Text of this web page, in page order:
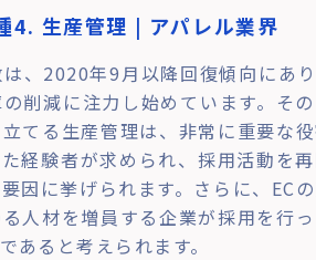
4. 生産管理 | アパレル業界
、2020年9月以降回復傾向にあり
削減に注力し始めています。その
てる生産管理は、非常に重要な
経験者が求められ、採用活動を
因に挙げられます。さらに、EC
人材を増員する企業が採用を行
あると考えられます。